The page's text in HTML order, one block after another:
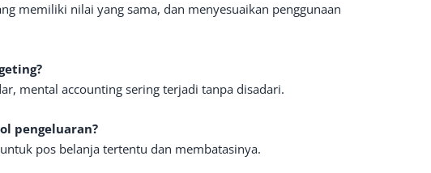
memiliki nilai yang sama, dan menyesuaikan penggunaan
mental accounting sering terjadi tanpa disadari.
pengeluaran?
pos belanja tertentu dan membatasinya.